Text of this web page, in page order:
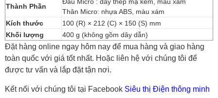
Thành Phần
Thân Micro: nhựa ABS, màu xám
Kích thước
100 (R) × 212 (C) × 150 (S) mm
Khối lượng
400 g (không gồm dây dẫn)
Đặt hàng online ngay hôm nay để mua hàng và giao hàng
toàn quốc với giá tốt nhất. Hoặc liên hệ với chúng tôi để
được tư vấn và lắp đặt tận nơi.
Kết nối với chúng tôi tại Facebook Siêu thị Điện thông minh